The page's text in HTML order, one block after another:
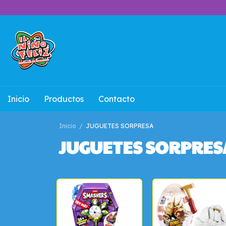
Inicio Productos Contacto
Inicio / JUGUETES SORPRESA
JUGUETES